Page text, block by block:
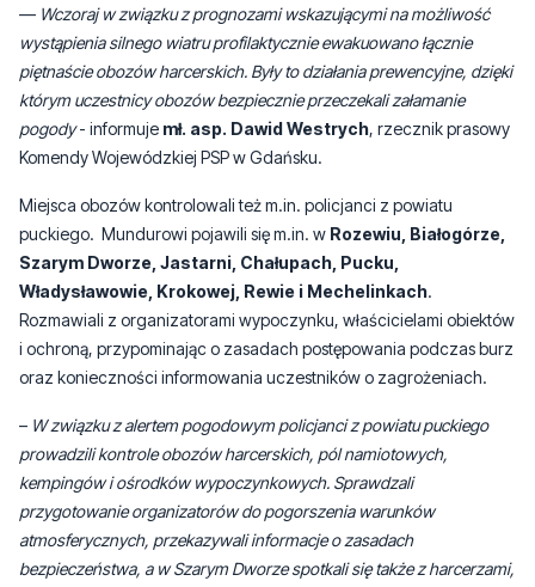
10 obozów harcerskich. Przebywało w nich920
uczestników.
—Wczoraj w związku z prognozami wskazującymi na możliwość
wystąpienia silnego wiatru profilaktycznie ewakuowano łącznie
piętnaście obozów harcerskich. Były to działania prewencyjne, dzięki
pogody - informujemł. asp. Dawid Westrych, rzecznik prasowy
Komendy Wojewódzkiej PSP w Gdańsku.
Miejsca obozów kontrolowali też m.in. policjanci z powiatu
puckiego. Mundurowi pojawili się m.in. wRozewiu, Białogórze,
Szarym Dworze, Jastarni, Chałupach, Pucku,
Władysławowie, Krokowej, Rewie i Mechelinkach.
i ochroną, przypominając o zasadach postępowania podczas burz
oraz konieczności informowania uczestników o zagrożeniach.
–W związku z alertem pogodowym policjanci z powiatu puckiego
prowadzili kontrole obozów harcerskich, pól namiotowych,
kempingów i ośrodków wypoczynkowych. Sprawdzali